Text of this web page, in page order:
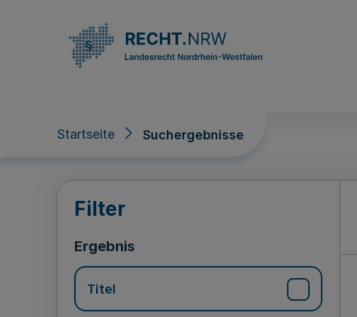
Startseite Suchergebnisse
Suchergebnisse
Filter
Ergebnis
Titel